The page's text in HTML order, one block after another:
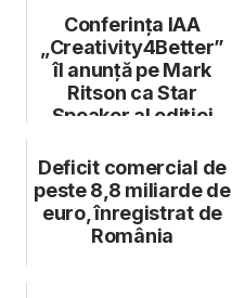
Conferința IAA
„Creativity4Better”
îl anunță pe Mark
Ritson ca Star
Speaker al ediției
Deficit comercial de
peste 8,8 miliarde de
euro, înregistrat de
România